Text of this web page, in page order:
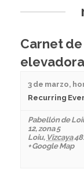
Carnet
3 de marzo,
Recurring
Pabellón de
12, zona 5
Loiu, Vizcaya
+ Google Map